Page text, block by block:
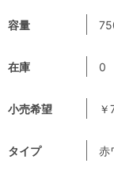
容量
在庫 0
小売希望
タイプ 赤